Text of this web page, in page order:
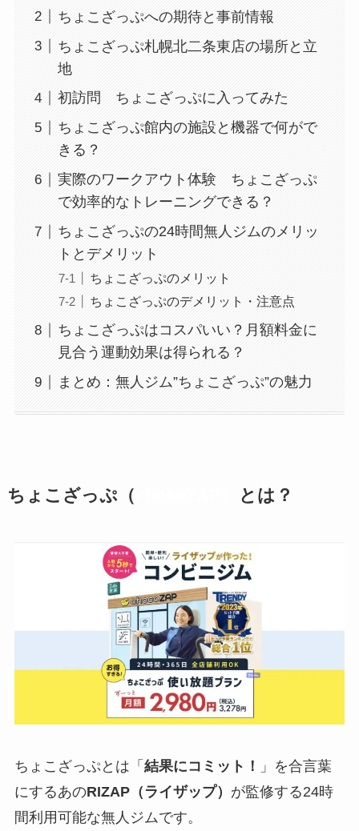
ちょこざっぷへの期待と事前情報
ちょこざっぷ札幌北二条東店の場所と立
地
初訪問 ちょこざっぷに入ってみた
ちょこざっぷ館内の施設と機器で何がで
きる？
実際のワークアウト体験 ちょこざっぷ
で効率的なトレーニングできる？
ちょこざっぷの24時間無人ジムのメリッ
トとデメリット
ちょこざっぷのメリット
ちょこざっぷのデメリット・注意点
ちょこざっぷはコスパいい？月額料金に
見合う運動効果は得られる？
まとめ：無人ジム”ちょこざっぷ”の魅力
ちょこざっぷ（ とは？
ちょこざっぷとは「 結果にコミット！
」を合言葉
にするあのRIZAP（ライザップ） が監修する24時
間利用可能な無人ジムです。